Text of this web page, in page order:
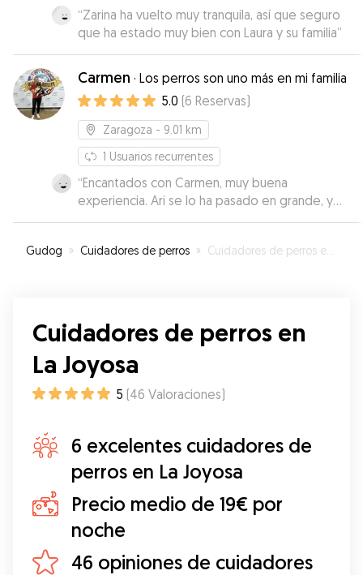
“Zarina ha vuelto muy tranquila, así que seguro
que ha estado muy bien con Laura y su familia”
Carmen · Los perros son uno más en mi familia
5.0 (6 Reservas)
Zaragoza - 9.01 km
1 Usuarios recurrentes
“Encantados con Carmen, muy buena
experiencia. Ari se lo ha pasado en grande, y
nosotros hemos estado muy tranquilos pues
recomiendo.”
Gudog » Cuidadores de perros » Cuidadores de perros en La Joyosa
Cuidadores de perros en
La Joyosa
5 (46 Valoraciones)
6 excelentes cuidadores de
perros en La Joyosa
Precio medio de 19€ por
noche
46 opiniones de cuidadores